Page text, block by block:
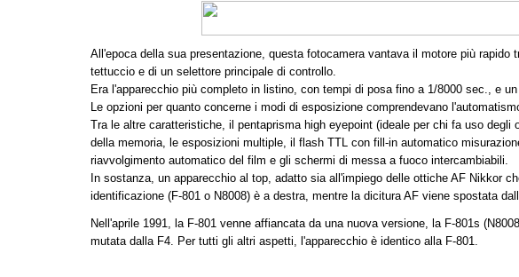
All'epoca della sua presentazione, questa fotocamera vantava il motore più
tettuccio e di un selettore principale di controllo.
Era l'apparecchio più completo in listino, con tempi di posa fino a 1/8000 sec., e
Le opzioni per quanto concerne i modi di esposizione comprendevano
Tra le altre caratteristiche, il pentaprisma high eyepoint (ideale per chi fa uso
della memoria, le esposizioni multiple, il flash TTL con fill-in automatico
riavvolgimento automatico del film e gli schermi di messa a fuoco intercambiabili.
In sostanza, un apparecchio al top, adatto sia all'impiego delle ottiche AF Nikkor
identificazione (F-801 o N8008) è a destra, mentre la dicitura AF viene spostata
Nell'aprile 1991, la F-801 venne affiancata da una nuova versione, la F-801s
mutata dalla F4. Per tutti gli altri aspetti, l'apparecchio è identico alla F-801.